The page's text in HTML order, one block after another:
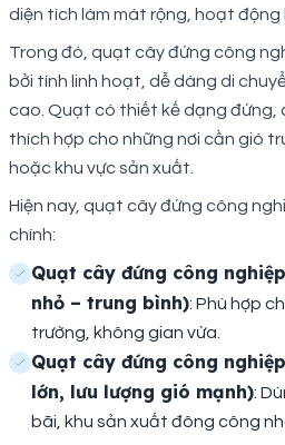
diện tích làm mát rộng, hoạt động
Trong đó, quạt cây đứng công
bởi tính linh hoạt, dễ dàng di
cao. Quạt có thiết kế dạng đứng,
thích hợp cho những nơi cần gió
hoặc khu vực sản xuất.
Hiện nay, quạt cây đứng công
chính:
Quạt cây đứng công
nhỏ – trung bình): Phù hợp
trường, không gian vừa.
Quạt cây đứng công
lớn, lưu lượng gió mạnh):
bãi, khu sản xuất đông công